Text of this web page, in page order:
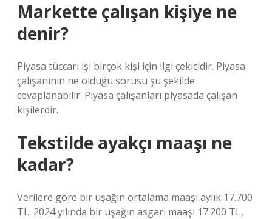
Markette çalışan kişiye ne
denir?
Piyasa tüccarı işi birçok kişi için ilgi çekicidir. Piyasa
çalışanının ne olduğu sorusu şu şekilde
cevaplanabilir: Piyasa çalışanları piyasada çalışan
kişilerdir.
Tekstilde ayakçı maaşı ne
kadar?
Verilere göre bir uşağın ortalama maaşı aylık 17.700
TL. 2024 yılında bir uşağın asgari maaşı 17.200 TL,